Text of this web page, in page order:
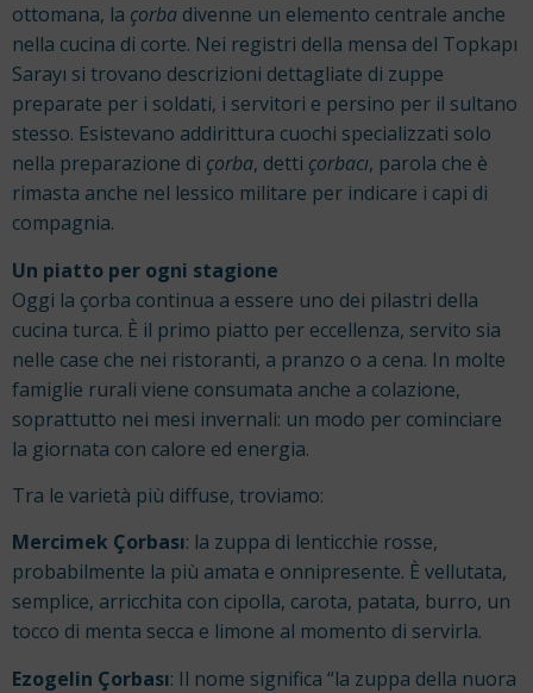
ottomana, la çorba divenne un elemento centrale anche
nella cucina di corte. Nei registri della mensa del Topkapı
Sarayı si trovano descrizioni dettagliate di zuppe
preparate per i soldati, i servitori e persino per il sultano
stesso. Esistevano addirittura cuochi specializzati solo
nella preparazione di çorba, detti çorbacı, parola che è
rimasta anche nel lessico militare per indicare i capi di
compagnia.
Un piatto per ogni stagione
Oggi la çorba continua a essere uno dei pilastri della
cucina turca. È il primo piatto per eccellenza, servito sia
nelle case che nei ristoranti, a pranzo o a cena. In molte
famiglie rurali viene consumata anche a colazione,
soprattutto nei mesi invernali: un modo per cominciare
la giornata con calore ed energia.
Tra le varietà più diffuse, troviamo:
Mercimek Çorbası: la zuppa di lenticchie rosse,
probabilmente la più amata e onnipresente. È vellutata,
semplice, arricchita con cipolla, carota, patata, burro, un
tocco di menta secca e limone al momento di servirla.
Ezogelin Çorbası: Il nome significa “la zuppa della nuora